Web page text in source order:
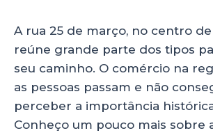
ts
A
p
p
e
b
o
o
k
e
dI
n
re
A rua 25 de março, no centro de
reúne grande parte dos tipos
seu caminho. O comércio na
as pessoas passam e não
perceber a importância
Conheço um pouco mais sobre